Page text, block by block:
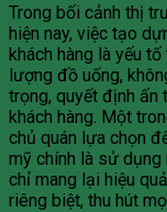
Trong bối cảnh thị
hiện nay, việc tạo
khách hàng là yếu
lượng đồ uống,
trọng, quyết định ấn
khách hàng. Một
chủ quán lựa chọn
mỹ chính là sử dụng
chỉ mang lại hiệu
riêng biệt, thu hút